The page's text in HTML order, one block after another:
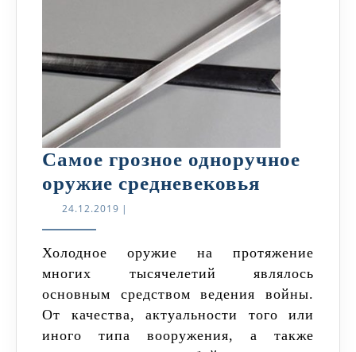
Самое грозное одноручное
оружие средневековья
оружие
24.12.2019 24.12.2019
|
Холодное оружие на протяжение
многих тысячелетий являлось
основным средством ведения войны.
От качества, актуальности того или
иного типа вооружения, а также